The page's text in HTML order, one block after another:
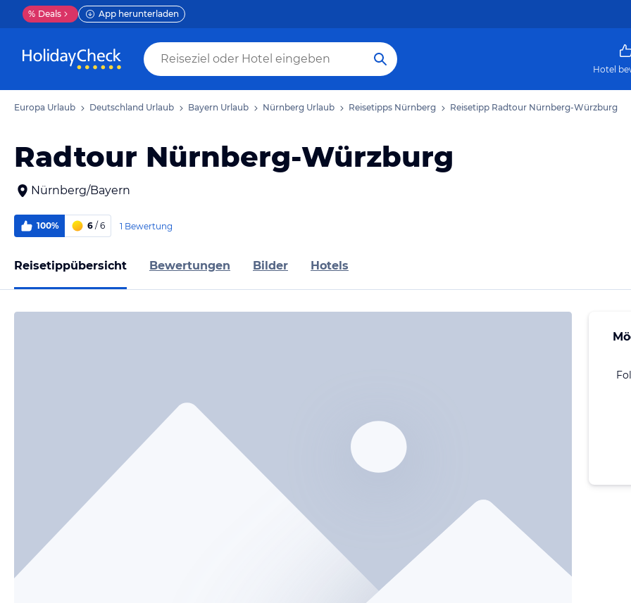
% Deals App herunterladen
Hotel
Europa Urlaub Deutschland Urlaub Bayern Urlaub Nürnberg Urlaub Reisetipps Nürnberg Reisetipp Radtour Nürnberg-Würzburg
Radtour Nürnberg-Würzburg
Nürnberg/Bayern
100% 6 / 6 1 Bewertung
Reisetippübersicht Bewertungen Bilder Hotels